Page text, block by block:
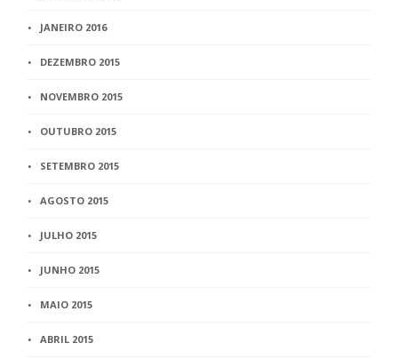
JANEIRO 2016
DEZEMBRO 2015
NOVEMBRO 2015
OUTUBRO 2015
SETEMBRO 2015
AGOSTO 2015
JULHO 2015
JUNHO 2015
MAIO 2015
ABRIL 2015